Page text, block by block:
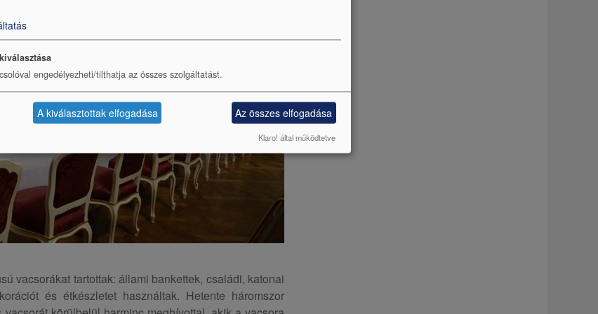
vacsorákat tartottak: állami bankettek, családi, katonai
és étkészletet használtak. Hetente háromszor
engedélyezheti/tilthatja az összes szolgáltatást.
A kiválasztottak elfogadása Az összes elfogadása
Klaro! által működtetve